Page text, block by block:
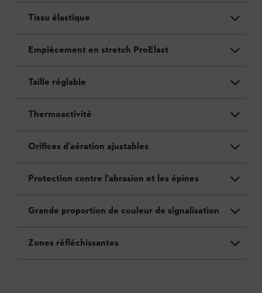
Tissu élastique
Empiècement en stretch ProElast
Taille réglable
Thermoactivité
Orifices d’aération ajustables
Protection contre l’abrasion et les épines
Grande proportion de couleur de signalisation
Zones réfléchissantes